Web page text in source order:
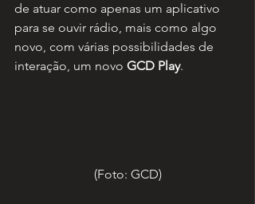
de atuar como apenas um aplicativo
para se ouvir rádio, mais como algo
novo, com várias possibilidades de
interação, um novo GCD Play.
(Foto: GCD)